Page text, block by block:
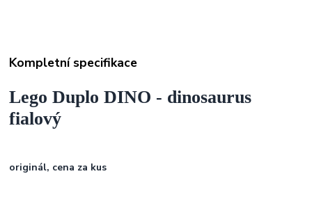
Kompletní specifikace
Lego Duplo DINO - dinosaurus
fialový
originál, cena za kus